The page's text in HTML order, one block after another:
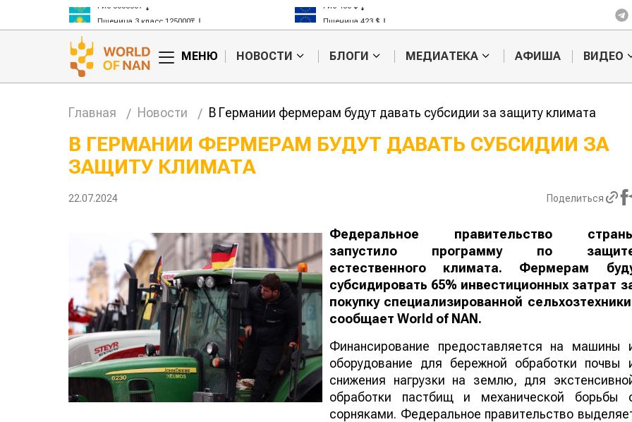
Пшеница 3 класс 125000₸
Пшеница 423 $
МЕНЮ НОВОСТИ БЛОГИ МЕДИАТЕКА АФИША ВИДЕО
Главная Новости В Германии фермерам будут давать субсидии за защиту климата
В ГЕРМАНИИ ФЕРМЕРАМ БУДУТ ДАВАТЬ СУБСИДИИ ЗА
ЗАЩИТУ КЛИМАТА
22.07.2024 Поделиться
Федеральное правительство
запустило программу по
естественного климата. Фермерам
субсидировать 65% инвестиционных затрат
покупку специализированной
сообщает World of NAN.
Финансирование предоставляется на машины
оборудование для бережной обработки почвы
снижения нагрузки на землю, для
обработки пастбищ и механической борьбы
сорняками. Федеральное правительство
Жара в Китае может
жука будут
лазером